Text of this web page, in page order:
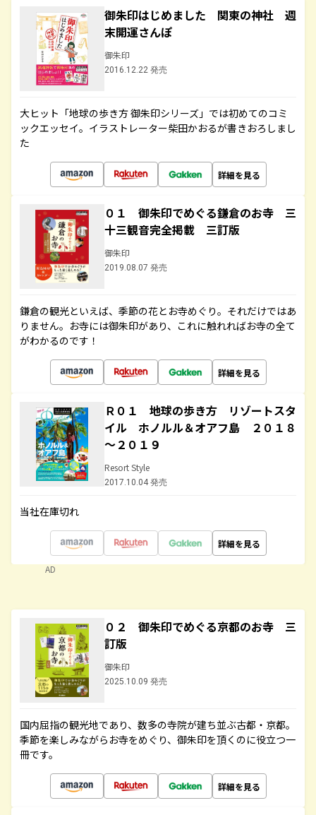
御朱印はじめました 関東の神社 週
末開運さんぽ
御朱印
2016.12.22 発売
大ヒット「地球の歩き方 御朱印シリーズ」では初めてのコミ
ックエッセイ。イラストレーター柴田かおるが書きおろしまし
た
詳細を見る
０１ 御朱印でめぐる鎌倉のお寺 三
十三観音完全掲載 三訂版
御朱印
2019.08.07 発売
鎌倉の観光といえば、季節の花とお寺めぐり。それだけではあ
りません。お寺には御朱印があり、これに触れればお寺の全て
がわかるのです！
詳細を見る
Ｒ０１ 地球の歩き方 リゾートスタ
イル ホノルル＆オアフ島 ２０１８
～２０１９
Resort Style
2017.10.04 発売
当社在庫切れ
詳細を見る
AD
０２ 御朱印でめぐる京都のお寺 三
訂版
御朱印
2025.10.09 発売
国内屈指の観光地であり、数多の寺院が建ち並ぶ古都・京都。
季節を楽しみながらお寺をめぐり、御朱印を頂くのに役立つ一
冊です。
詳細を見る